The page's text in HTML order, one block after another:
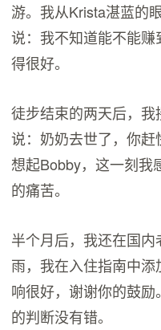
游。我从Krista湛蓝的
说：我不知道能不能
得很好。
徒步结束的两天后，
说：奶奶去世了，你
想起Bobby，这一刻我
的痛苦。
半个月后，我还在国
雨，我在入住指南中
响很好，谢谢你的鼓
的判断没有错。